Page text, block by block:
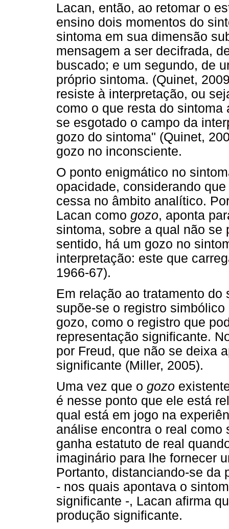
Lacan, então, ao retomar o
ensino dois momentos do
sintoma em sua dimensão
mensagem a ser decifrada,
buscado; e um segundo, de
próprio sintoma. (Quinet,
resiste à interpretação, ou
como o que resta do
se esgotado o campo da
gozo do sintoma" (Quinet,
gozo no inconsciente.
O ponto enigmático no
opacidade, considerando
cessa no âmbito analítico.
Lacan como gozo, aponta
sintoma, sobre a qual não se
sentido, há um gozo no
interpretação: este que
1966-67).
Em relação ao tratamento
supõe-se o registro
gozo, como o registro que
representação significante.
por Freud, que não se deixa
significante (Miller, 2005).
Uma vez que o gozo
é nesse ponto que ele está
qual está em jogo na
análise encontra o real como
ganha estatuto de real
imaginário para lhe fornecer
Portanto, distanciando-se da
- nos quais apontava o
significante -, Lacan afirma
produção significante.